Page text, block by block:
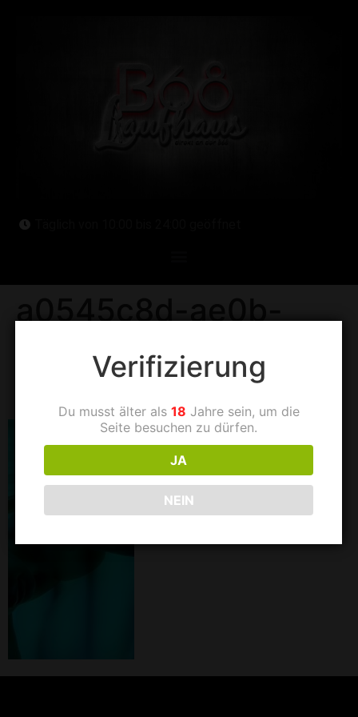
a0545c8d-ae0b-
418f-bdbf-
739fdbdf803a
Verifizierung
Du musst älter als 18 Jahre sein, um die
Seite besuchen zu dürfen.
JA
NEIN